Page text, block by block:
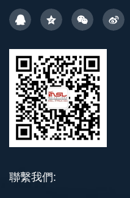
聯繫我們: